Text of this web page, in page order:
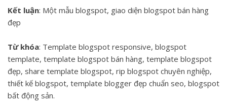
Kết luận: Một mẫu blogspot, giao diện blogspot bán hàng
đẹp
Từ khóa: Template blogspot responsive, blogspot
template, template blogspot bán hàng, template blogspot
đẹp, share template blogspot, rip blogspot chuyên nghiệp,
thiết kế blogspot, template blogger đẹp chuẩn seo, blogspot
bất động sản.